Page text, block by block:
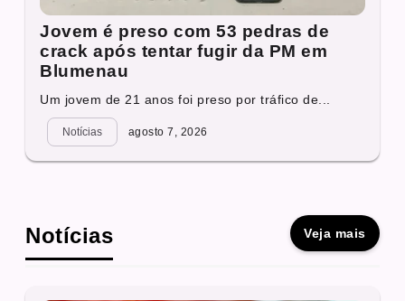
Jovem é preso com 53 pedras de
crack após tentar fugir da PM em
Blumenau
Um jovem de 21 anos foi preso por tráfico de...
Notícias agosto 7, 2026
Notícias Veja mais